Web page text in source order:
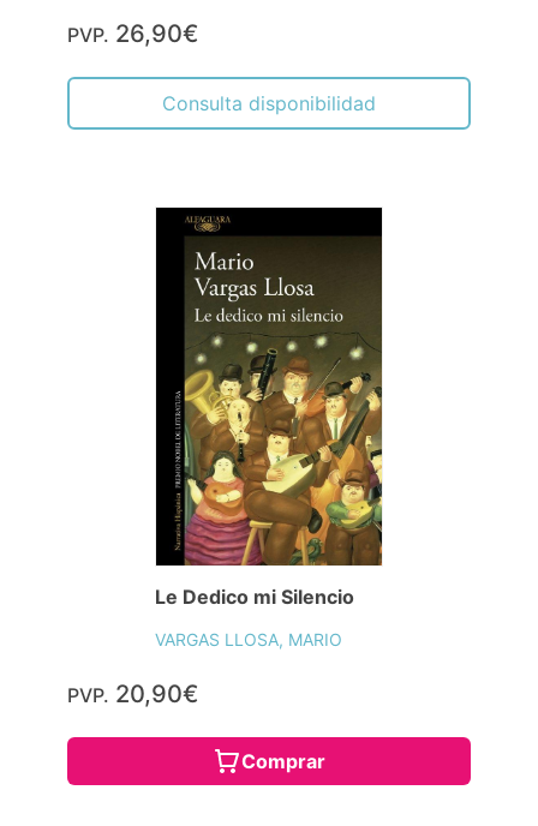
PVP. 26,90€
Consulta disponibilidad
Le Dedico mi Silencio
VARGAS LLOSA, MARIO
PVP. 20,90€
Comprar